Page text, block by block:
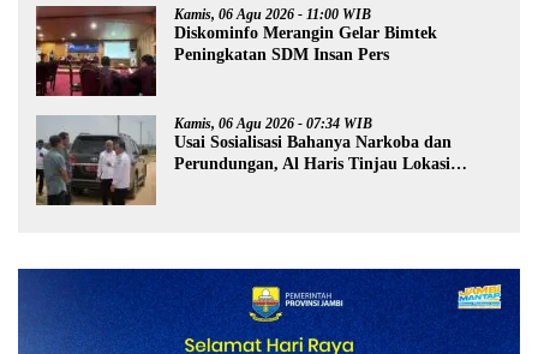
Kamis, 06 Agu 2026 - 11:00 WIB
Diskominfo Merangin Gelar Bimtek
Peningkatan SDM Insan Pers
Kamis, 06 Agu 2026 - 07:34 WIB
Usai Sosialisasi Bahanya Narkoba dan
Perundungan, Al Haris Tinjau Lokasi